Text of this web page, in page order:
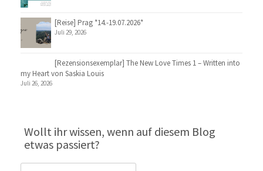
[Reise] Prag *14.-19.07.2026*
Juli 29, 2026
[Rezensionsexemplar] The New Love Times 1 – Written into
my Heart von Saskia Louis
Juli 26, 2026
Wollt ihr wissen, wenn auf diesem Blog
etwas passiert?